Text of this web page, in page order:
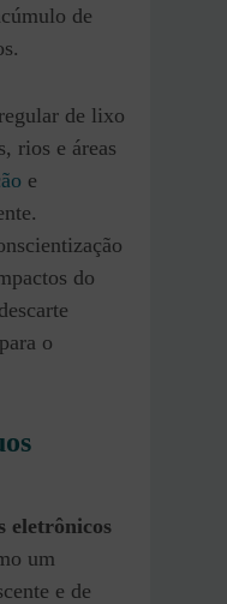
de
de lixo
rios e áreas
e
do
o
eletrônicos
um
e de